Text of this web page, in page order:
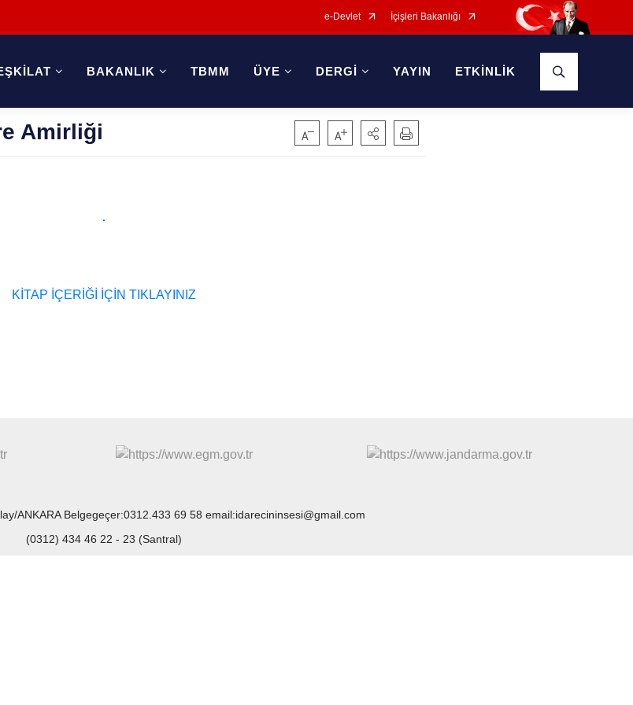
e-Devlet İçişleri Bakanlığı
BAKANLIK TBMM ÜYE DERGİ YAYIN ETKİNLİK
Amirliği
KİTAP İÇERİĞİ İÇİN TIKLAYINIZ
ANKARA Belgegeçer:0312.433 69 58 email:idarecininsesi@gmail.com
(0312) 434 46 22 - 23 (Santral)